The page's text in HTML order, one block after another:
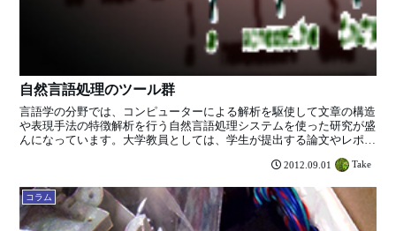
自然言語処理のツール群
言語学の分野では、コンピューターによる解析を駆使して文章の構造
や表現手法の特徴解析を行う自然言語処理システムを使った研究が盛
んになっています。大学教員としては、学生が提出する論文やレポー
2012.09.01 Take
コラム